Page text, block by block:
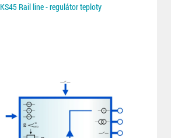
KS45 Rail line - regulátor teploty